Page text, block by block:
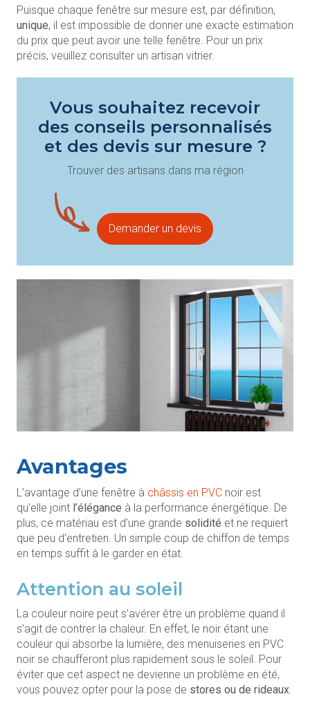
Puisque chaque fenêtre sur mesure est, par définition,
unique, il est impossible de donner une exacte estimation
du prix que peut avoir une telle fenêtre. Pour un prix
précis, veuillez consulter un artisan vitrier.
Vous souhaitez recevoir
des conseils personnalisés
et des devis sur mesure ?
Trouver des artisans dans ma région
Demander un devis
Avantages
L’avantage d’une fenêtre à châssis en PVC noir est
qu’elle joint l’élégance à la performance énergétique. De
plus, ce matériau est d’une grande solidité et ne requiert
que peu d’entretien. Un simple coup de chiffon de temps
en temps suffit à le garder en état.
Attention au soleil
La couleur noire peut s’avérer être un problème quand il
s’agit de contrer la chaleur. En effet, le noir étant une
couleur qui absorbe la lumière, des menuiseries en PVC
noir se chaufferont plus rapidement sous le soleil. Pour
éviter que cet aspect ne devienne un problème en été,
vous pouvez opter pour la pose de stores ou de rideaux